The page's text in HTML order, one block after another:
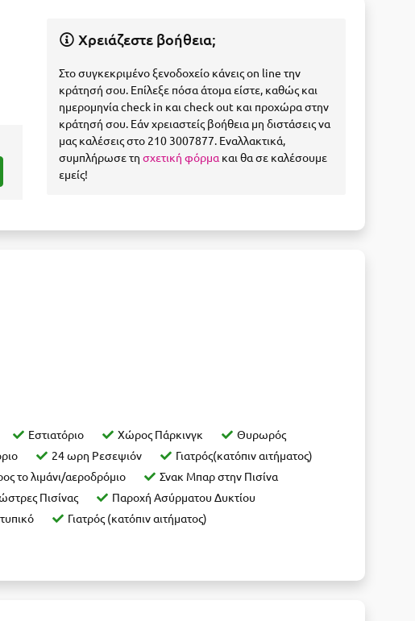
Χρειάζεστε βοήθεια;
Στο συγκεκριμένο ξενοδοχείο κάνεις on line την
κράτησή σου. Επίλεξε πόσα άτομα είστε, καθώς και
ημερομηνία check in και check out και προχώρα στην
κράτησή σου. Εάν χρειαστείς βοήθεια μη διστάσεις να
μας καλέσεις στο 210 3007877. Εναλλακτικά,
συμπλήρωσε τησχετική φόρμα και θα σε καλέσουμε
εμείς!
Εστιατόριο Χώρος Πάρκινγκ
Θυρωρός
24 ωρη Ρεσεψιόν
Γιατρός(κατόπιν αιτήματος)
το λιμάνι/αεροδρόμιο
Σνακ Μπαρ στην Πισίνα
Πισίνας
Παροχή Ασύρματου Δυκτίου
Γιατρός (κατόπιν αιτήματος)